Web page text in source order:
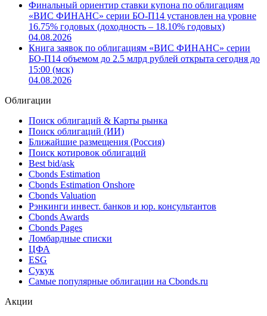
Финальный ориентир ставки купона по облигациям
«ВИС ФИНАНС» серии БО-П14 установлен на уровне
16.75% годовых (доходность – 18.10% годовых)
04.08.2026
Книга заявок по облигациям «ВИС ФИНАНС» серии
БО-П14 объемом до 2.5 млрд рублей открыта сегодня до
15:00 (мск)
04.08.2026
Облигации
Поиск облигаций & Карты рынка
Поиск облигаций (ИИ)
Ближайшие размещения (Россия)
Поиск котировок облигаций
Best bid/ask
Cbonds Estimation
Cbonds Estimation Onshore
Cbonds Valuation
Рэнкинги инвест. банков и юр. консультантов
Cbonds Awards
Cbonds Pages
Ломбардные списки
ЦФА
ESG
Сукук
Самые популярные облигации на Cbonds.ru
Акции